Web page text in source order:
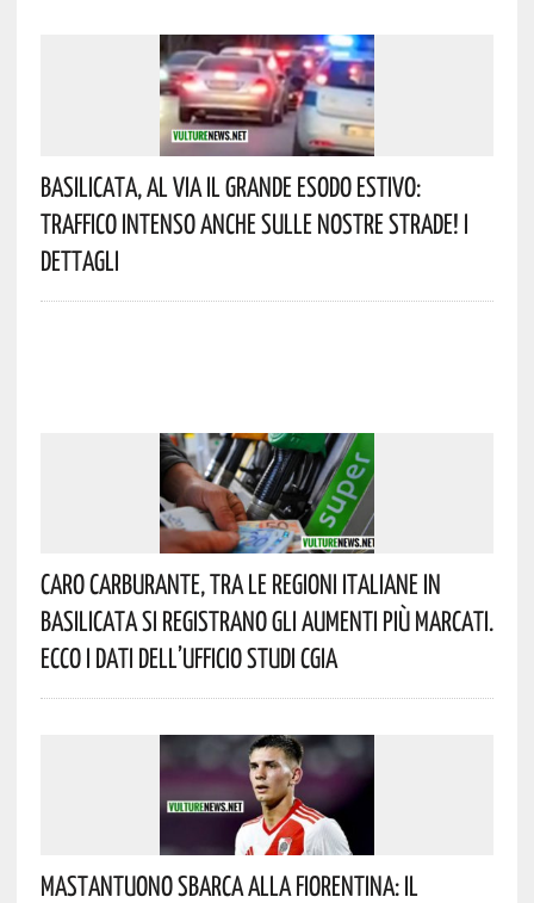
Basilicata, Al Via Il Grande Esodo Estivo:
Traffico Intenso Anche Sulle Nostre Strade! I
Dettagli
Caro Carburante, Tra Le Regioni Italiane In
Basilicata Si Registrano Gli Aumenti Più Marcati.
Ecco I Dati Dell’Ufficio Studi CGIA
Mastantuono Sbarca Alla Fiorentina: Il